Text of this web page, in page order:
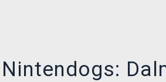
Nintendogs: